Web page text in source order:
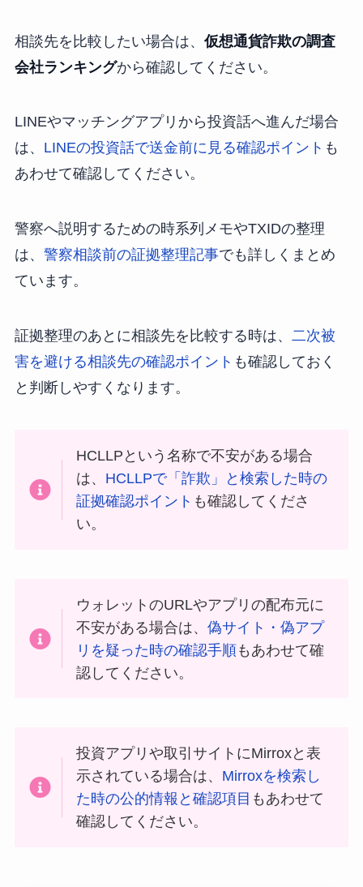
相談先を比較したい場合は、仮想通貨詐欺の調査
会社ランキングから確認してください。
LINEやマッチングアプリから投資話へ進んだ場合
は、 LINEの投資話で送金前に見る確認ポイント も
あわせて確認してください。
警察へ説明するための時系列メモやTXIDの整理
は、 警察相談前の証拠整理記事でも詳しくまとめ
ています。
証拠整理のあとに相談先を比較する時は、 二次被
害を避ける相談先の確認ポイント も確認しておく
と判断しやすくなります。
HCLLPという名称で不安がある場合
は、 HCLLPで「詐欺」と検索した時の
証拠確認ポイント も確認してくださ
い。
ウォレットのURLやアプリの配布元に
不安がある場合は、偽サイト・偽アプ
リを疑った時の確認手順もあわせて確
認してください。
投資アプリや取引サイトにMirroxと表
示されている場合は、 Mirroxを検索し
た時の公的情報と確認項目 もあわせて
確認してください。